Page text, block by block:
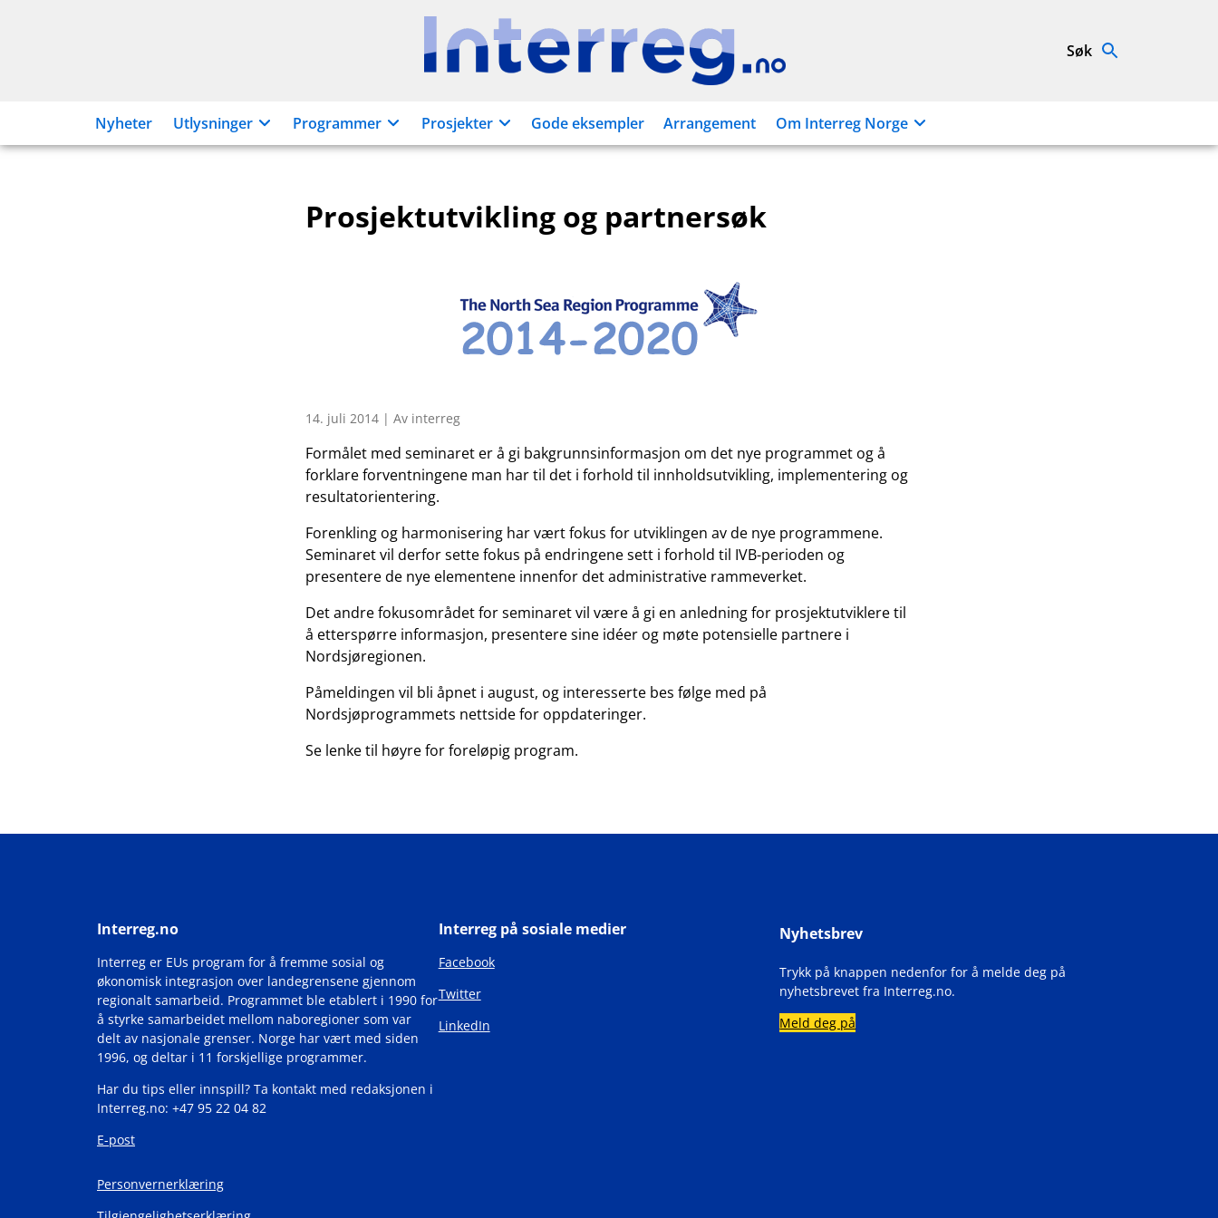
Interreg.no Søk
Nyheter Utlysninger Programmer Prosjekter Gode eksempler Arrangement Om Interreg Norge
Prosjektutvikling og partnersøk
14. juli 2014 | Av interreg
Formålet med seminaret er å gi bakgrunnsinformasjon om det nye programmet og å
forklare forventningene man har til det i forhold til innholdsutvikling, implementering og
resultatorientering.
Forenkling og harmonisering har vært fokus for utviklingen av de nye programmene.
Seminaret vil derfor sette fokus på endringene sett i forhold til IVB-perioden og
presentere de nye elementene innenfor det administrative rammeverket.
Det andre fokusområdet for seminaret vil være å gi en anledning for prosjektutviklere til
å etterspørre informasjon, presentere sine idéer og møte potensielle partnere i
Nordsjøregionen.
Påmeldingen vil bli åpnet i august, og interesserte bes følge med på
Nordsjøprogrammets nettside for oppdateringer.
Se lenke til høyre for foreløpig program.
Interreg.no
Interreg er EUs program for å fremme sosial og
økonomisk integrasjon over landegrensene gjennom
regionalt samarbeid. Programmet ble etablert i 1990 for
å styrke samarbeidet mellom naboregioner som var
delt av nasjonale grenser. Norge har vært med siden
1996, og deltar i 11 forskjellige programmer.
Har du tips eller innspill? Ta kontakt med redaksjonen i
Interreg.no: +47 95 22 04 82
E-post
Interreg på sosiale medier
Facebook
Twitter
LinkedIn
Nyhetsbrev
Trykk på knappen nedenfor for å melde deg på
nyhetsbrevet fra Interreg.no.
Meld deg på
Personvernerklæring